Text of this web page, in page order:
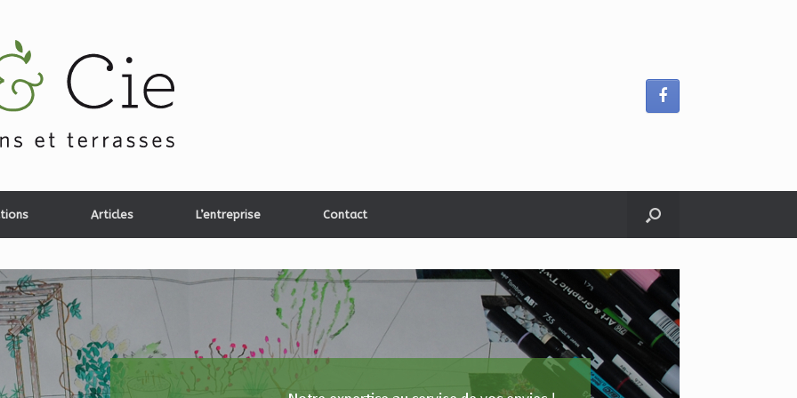
Articles L’entreprise Contact